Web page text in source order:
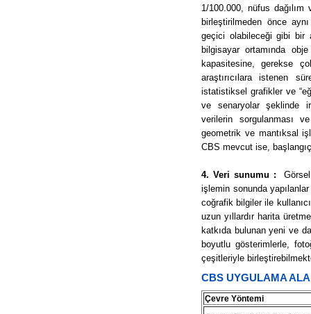
1/100.000, nüfus
birleştirilmeden önce
geçici olabileceği gibi bir
bilgisayar ortamında
kapasitesine, gerekse
araştırıcılara istenen
istatistiksel grafikler ve
ve senaryolar şeklinde
verilerin sorgulanması
geometrik ve mantıksal
CBS mevcut ise,
4. Veri sunumu :
işlemin sonunda
coğrafik bilgiler ile
uzun yıllardır harita
katkıda bulunan yeni ve
boyutlu gösterimlerle,
çeşitleriyle
CBS UYGULAMA
Çevre Yöntemi